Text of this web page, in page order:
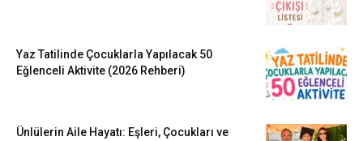
Yaz Tatilinde Çocuklarla Yapılacak 50
Eğlenceli Aktivite (2026 Rehberi)
Ünlülerin Aile Hayatı: Eşleri, Çocukları ve